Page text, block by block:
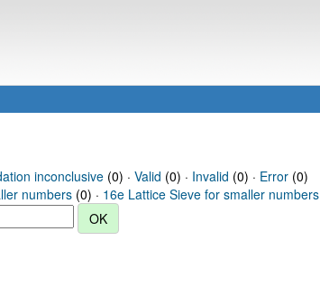
inconclusive(0) · Valid (0) · Invalid (0) · Error(0)
numbers (0) · 16e Lattice Sieve for smaller numbers